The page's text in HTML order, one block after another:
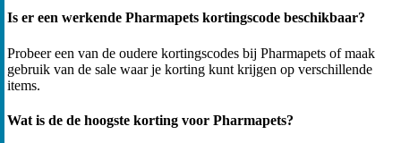
Is er een werkende Pharmapets kortingscode beschikbaar?
Probeer een van de oudere kortingscodes bij Pharmapets of maak
gebruik van de sale waar je korting kunt krijgen op verschillende
items.
Wat is de de hoogste korting voor Pharmapets?